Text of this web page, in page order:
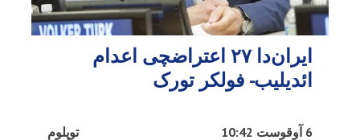
ایران‌دا ۲۷ اعتراضچی اعدام
ائدیلیب- فولکر تورک
توپلوم 6 آوقوست 10:42